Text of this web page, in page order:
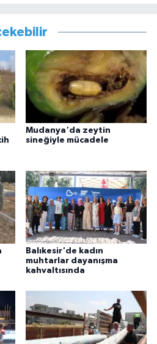
Mudanya'da zeytin
sineğiyle mücadele
Balıkesir'de kadın
muhtarlar dayanışma
kahvaltısında